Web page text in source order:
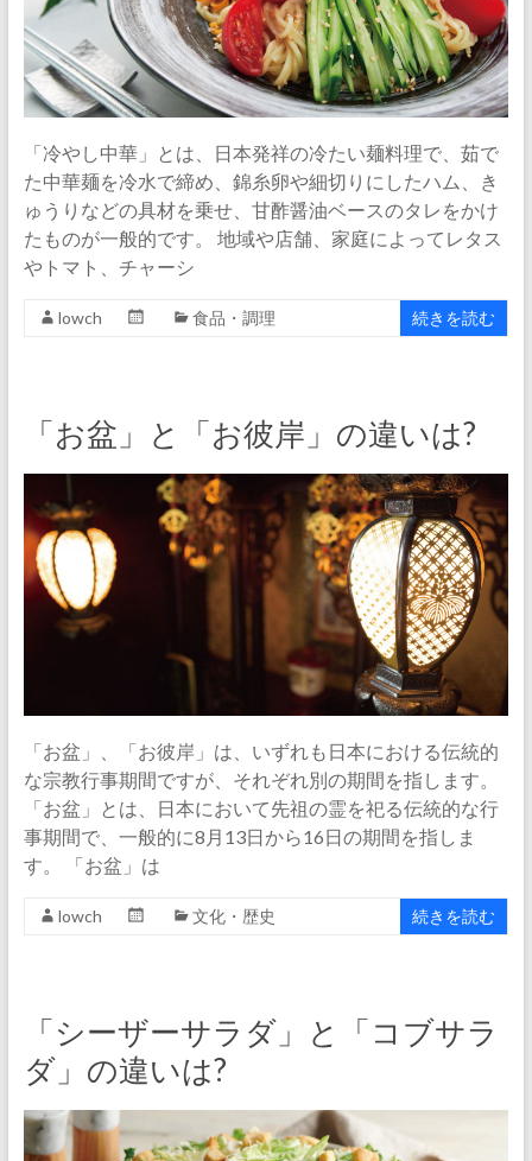
「冷やし中華」とは、日本発祥の冷たい麺料理で、茹で
た中華麺を冷水で締め、錦糸卵や細切りにしたハム、き
ゅうりなどの具材を乗せ、甘酢醤油ベースのタレをかけ
たものが一般的です。 地域や店舗、家庭によってレタス
やトマト、チャーシ
lowch 食品・調理 続きを読む
「お盆」と「お彼岸」の違いは?
「お盆」、「お彼岸」は、いずれも日本における伝統的
な宗教行事期間ですが、それぞれ別の期間を指します。
「お盆」とは、日本において先祖の霊を祀る伝統的な行
事期間で、一般的に8月13日から16日の期間を指しま
す。 「お盆」は
lowch 文化・歴史 続きを読む
「シーザーサラダ」と「コブサラ
ダ」の違いは?